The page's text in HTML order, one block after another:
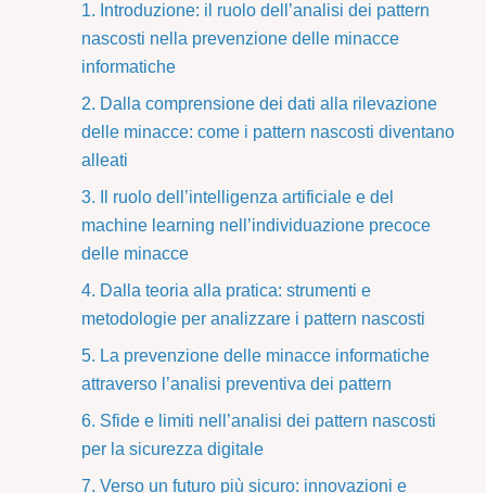
1. Introduzione: il ruolo dell’analisi dei pattern
nascosti nella prevenzione delle minacce
informatiche
2. Dalla comprensione dei dati alla rilevazione
delle minacce: come i pattern nascosti diventano
alleati
3. Il ruolo dell’intelligenza artificiale e del
machine learning nell’individuazione precoce
delle minacce
4. Dalla teoria alla pratica: strumenti e
metodologie per analizzare i pattern nascosti
5. La prevenzione delle minacce informatiche
attraverso l’analisi preventiva dei pattern
6. Sfide e limiti nell’analisi dei pattern nascosti
per la sicurezza digitale
7. Verso un futuro più sicuro: innovazioni e